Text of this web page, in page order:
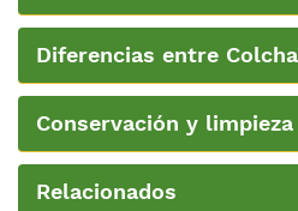
Diferencias entre
Conservación y
Relacionados